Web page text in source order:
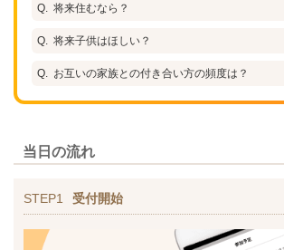
将来住むなら？
将来子供はほしい？
お互いの家族との付き合い方の頻度は？
当日の流れ
STEP1 受付開始